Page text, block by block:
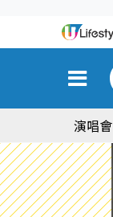
演唱會